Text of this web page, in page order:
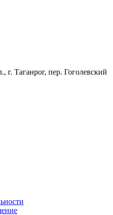
г. Таганрог, пер. Гоголевский